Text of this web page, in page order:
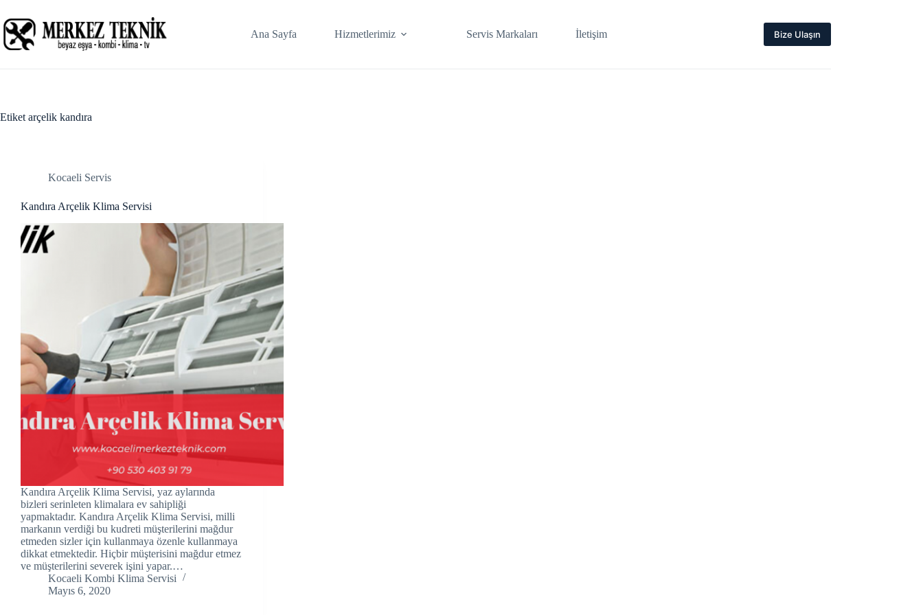
panel
panel
panel
panel
panel
Panel
panel
panel
panel
Panel
to
content
Ana Sayfa Hizmetlerimiz Servis Markaları İletişim Bize Ulaşın
Etiket arçelik kandıra
Kocaeli Servis
Kandıra Arçelik Klima Servisi
Kandıra Arçelik Klima Servisi, yaz aylarında
bizleri serinleten klimalara ev sahipliği
yapmaktadır. Kandıra Arçelik Klima Servisi, milli
markanın verdiği bu kudreti müşterilerini mağdur
etmeden sizler için kullanmaya özenle kullanmaya
dikkat etmektedir. Hiçbir müşterisini mağdur etmez
ve müşterilerini severek işini yapar.…
Kocaeli Kombi Klima Servisi
Mayıs 6, 2020